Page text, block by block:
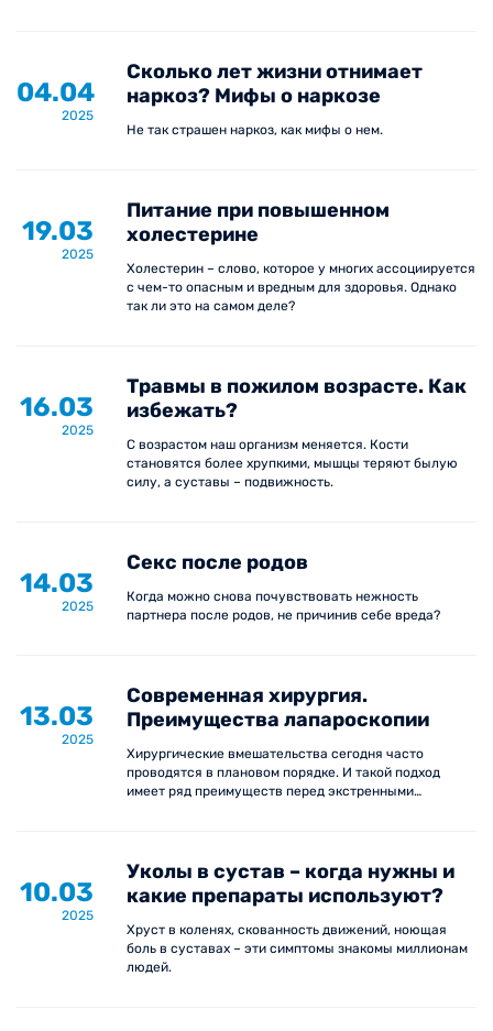
04.04
2025
Сколько лет жизни отнимает
наркоз? Мифы о наркозе
Не так страшен наркоз, как мифы о нем.
19.03
2025
Питание при повышенном
холестерине
Холестерин – слово, которое у многих ассоциируется
с чем-то опасным и вредным для здоровья. Однако
так ли это на самом деле?
16.03
2025
Травмы в пожилом возрасте. Как
избежать?
С возрастом наш организм меняется. Кости
становятся более хрупкими, мышцы теряют былую
силу, а суставы – подвижность.
14.03
2025
Секс после родов
Когда можно снова почувствовать нежность
партнера после родов, не причинив себе вреда?
13.03
2025
Современная хирургия.
Преимущества лапароскопии
Хирургические вмешательства сегодня часто
проводятся в плановом порядке. И такой подход
имеет ряд преимуществ перед экстренными
10.03
2025
Уколы в сустав – когда нужны и
какие препараты используют?
Хруст в коленях, скованность движений, ноющая
боль в суставах – эти симптомы знакомы миллионам
людей.